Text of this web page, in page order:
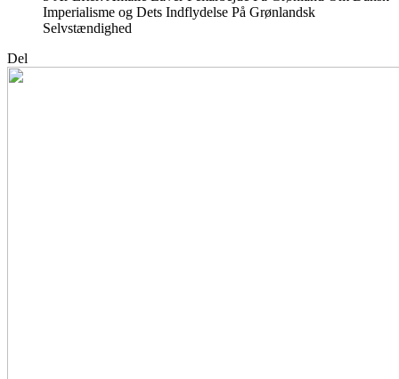
Imperialisme og Dets Indflydelse På Grønlandsk
Selvstændighed
Del